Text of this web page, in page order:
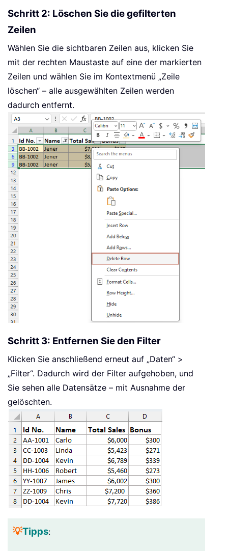
Schritt 2: Löschen Sie die gefilterten
Zeilen
Wählen Sie die sichtbaren Zeilen aus, klicken Sie
mit der rechten Maustaste auf eine der markierten
Zeilen und wählen Sie im Kontextmenü „Zeile
löschen“ – alle ausgewählten Zeilen werden
dadurch entfernt.
Schritt 3: Entfernen Sie den Filter
Klicken Sie anschließend erneut auf „Daten“ >
„Filter“. Dadurch wird der Filter aufgehoben, und
Sie sehen alle Datensätze – mit Ausnahme der
gelöschten.
💡Tipps: